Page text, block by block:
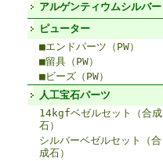
アルゲンティウムシルバー
ピューター
■エンドパーツ（PW）
■留具（PW）
■ビーズ（PW）
人工宝石パーツ
14kgfベゼルセット（合成
石）
シルバーベゼルセット（合
成石）